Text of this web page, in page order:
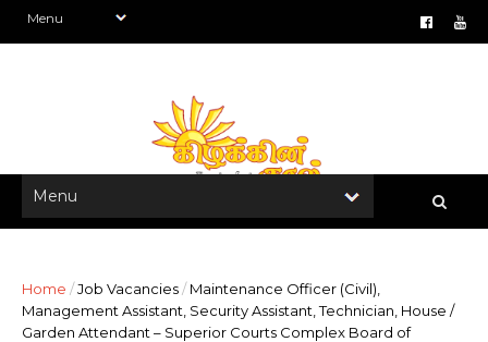
Home /Job Vacancies/ Maintenance Officer (Civil),
Management Assistant, Security Assistant, Technician, House /
Garden Attendant – Superior Courts Complex Board of